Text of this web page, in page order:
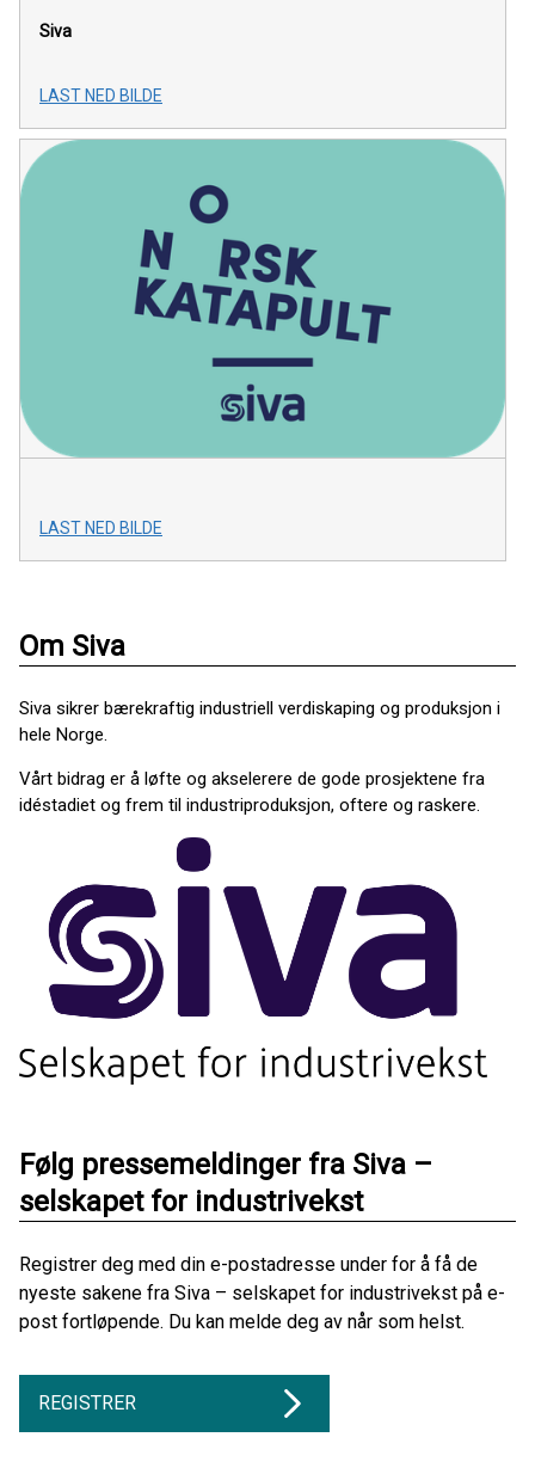
Siva
LAST NED BILDE
LAST NED BILDE
Om Siva
Siva sikrer bærekraftig industriell verdiskaping og produksjon i
hele Norge.
Vårt bidrag er å løfte og akselerere de gode prosjektene fra
idéstadiet og frem til industriproduksjon, oftere og raskere.
Følg pressemeldinger fra Siva –
selskapet for industrivekst
Registrer deg med din e-postadresse under for å få de
nyeste sakene fra Siva – selskapet for industrivekst på e-
post fortløpende. Du kan melde deg av når som helst.
REGISTRER